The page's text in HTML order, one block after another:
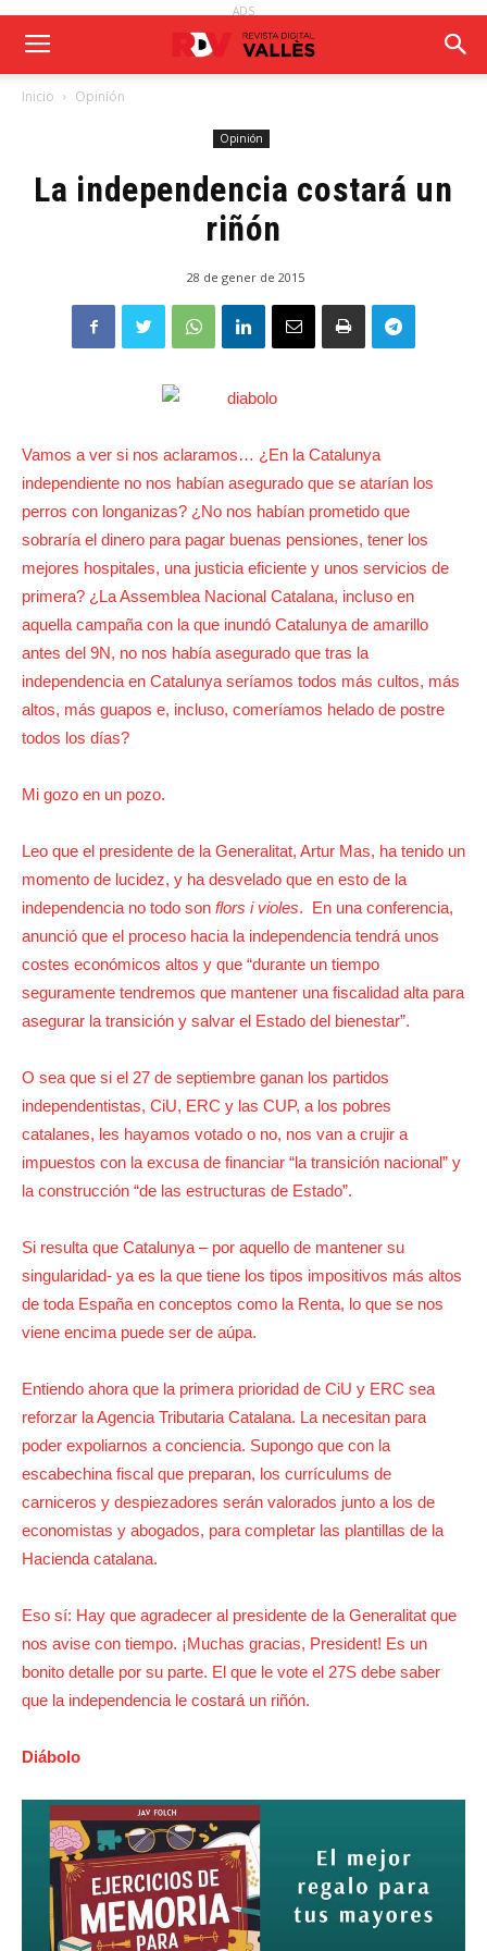
ADS
Inicio Opinión
Opinión
La independencia costará un
riñón
28 de gener de 2015
Vamos a ver si nos aclaramos… ¿En la Catalunya
independiente no nos habían asegurado que se atarían los
perros con longanizas? ¿No nos habían prometido que
sobraría el dinero para pagar buenas pensiones, tener los
mejores hospitales, una justicia eficiente y unos servicios de
primera? ¿La Assemblea Nacional Catalana, incluso en
aquella campaña con la que inundó Catalunya de amarillo
antes del 9N, no nos había asegurado que tras la
independencia en Catalunya seríamos todos más cultos, más
altos, más guapos e, incluso, comeríamos helado de postre
todos los días?
Mi gozo en un pozo.
Leo que el presidente de la Generalitat, Artur Mas, ha tenido un
momento de lucidez, y ha desvelado que en esto de la
independencia no todo son flors i violes. En una conferencia,
anunció que el proceso hacia la independencia tendrá unos
costes económicos altos y que “durante un tiempo
seguramente tendremos que mantener una fiscalidad alta para
asegurar la transición y salvar el Estado del bienestar”.
O sea que si el 27 de septiembre ganan los partidos
independentistas, CiU, ERC y las CUP, a los pobres
catalanes, les hayamos votado o no, nos van a crujir a
impuestos con la excusa de financiar “la transición nacional” y
la construcción “de las estructuras de Estado”.
Si resulta que Catalunya – por aquello de mantener su
singularidad- ya es la que tiene los tipos impositivos más altos
de toda España en conceptos como la Renta, lo que se nos
viene encima puede ser de aúpa.
Entiendo ahora que la primera prioridad de CiU y ERC sea
reforzar la Agencia Tributaria Catalana. La necesitan para
poder expoliarnos a conciencia. Supongo que con la
escabechina fiscal que preparan, los currículums de
carniceros y despiezadores serán valorados junto a los de
economistas y abogados, para completar las plantillas de la
Hacienda catalana.
Eso sí: Hay que agradecer al presidente de la Generalitat que
nos avise con tiempo. ¡Muchas gracias, President! Es un
bonito detalle por su parte. El que le vote el 27S debe saber
que la independencia le costará un riñón.
Diábolo